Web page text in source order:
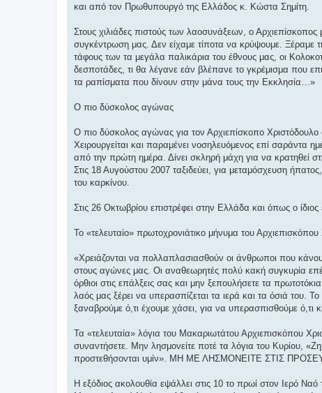
και από τον Πρωθυπουργό της Ελλάδος κ. Κώστα Σημίτη.
Στους χιλιάδες πιστούς των λαοσυνάξεων, ο
συγκέντρωση μας. Δεν είχαμε τίποτα να κρύψουμε. Ξέραμε
τάφους των τα μεγάλα παλικάρια του έθνους μας, οι
δεσποτάδες, τι θα λέγανε εάν βλέπανε το γκρέμισμα που
τα ραπίσματα που δίνουν στην μάνα τους την Εκκλησία…»
Ο πιο δύσκολος αγώνας
Ο πιο δύσκολος αγώνας για τον Αρχιεπίσκοπο Χριστόδουλο
Χειρουργείται και παραμένει νοσηλευόμενος επί σαράντα
από την πρώτη ημέρα. Δίνει σκληρή μάχη για να κρατηθεί
Στις 18 Αυγούστου 2007 ταξιδεύει, για μεταμόσχευση
του καρκίνου.
Στις 26 Οκτωβρίου επιστρέφει στην Ελλάδα και όπως ο
Το «τελευταίο» πρωτοχρονιάτικο μήνυμα του
«Χρειάζονται να πολλαπλασιασθούν οι άνθρωποι που
στους αγώνες μας. Οι αναθεωρητές πολύ κακή συγκυρία
όρθιοι στις επάλξεις σας και μην ξεπουλήσετε τα
λαός μας ξέρει να υπερασπίζεται τα ιερά και τα όσιά του.
ξαναβρούμε ό,τι έχουμε χάσει, για να υπερασπισθούμε ό,τι
Τα «τελευταία» λόγια του Μακαριωτάτου Αρχιεπισκόπου
συναντήσετε. Μην λησμονείτε ποτέ τα λόγια του Κυρίου,
προστεθήσονται υμίν». ΜΗ ΜΕ ΛΗΣΜΟΝΕΙΤΕ ΣΤΙΣ
Η εξόδιος ακολουθία εψάλλει στις 10 το πρωί στον Ιερό